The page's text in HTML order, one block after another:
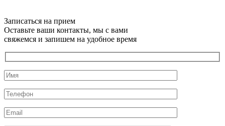
Записаться на прием
Оставьте ваши контакты, мы с вами
свяжемся и запишем на удобное время